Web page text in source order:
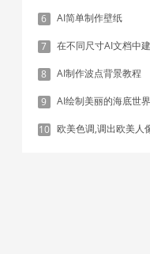
6 AI简单制作壁纸
7 在不同尺寸AI文档中建统一参考线 - 方法
8 AI制作波点背景教程
9 AI绘制美丽的海底世界
10 欧美色调,调出欧美人像后期